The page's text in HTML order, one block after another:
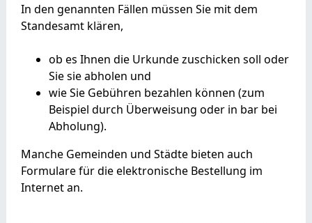
In den genannten Fällen müssen Sie mit dem
Standesamt klären,
ob es Ihnen die Urkunde zuschicken soll oder
Sie sie abholen und
wie Sie Gebühren bezahlen können (zum
Beispiel durch Überweisung oder in bar bei
Abholung).
Manche Gemeinden und Städte bieten auch
Formulare für die elektronische Bestellung im
Internet an.